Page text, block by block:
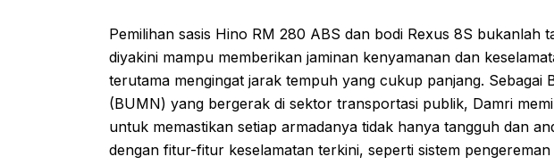
Pemilihan sasis Hino RM 280 ABS dan bodi Rexus 8S bukanlah
diyakini mampu memberikan jaminan kenyamanan dan
terutama mengingat jarak tempuh yang cukup panjang. Sebagai
(BUMN) yang bergerak di sektor transportasi publik, Damri
untuk memastikan setiap armadanya tidak hanya tangguh dan
dengan fitur-fitur keselamatan terkini, seperti sistem